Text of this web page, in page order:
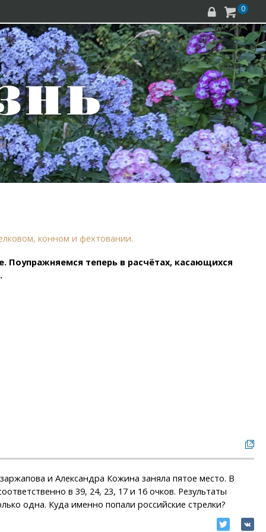
  0
конном и фехтовании.
теперь в расчётах, касающихся
и Александра Кожина заняла пятое место. В
в 39, 24, 23, 17 и 16 очков. Результаты
одна. Куда именно попали российские стрелки?